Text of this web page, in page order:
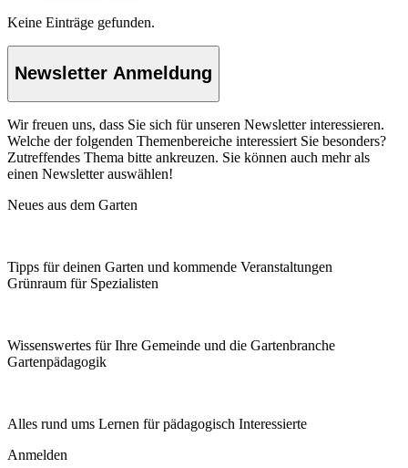
Keine Einträge gefunden.
Newsletter Anmeldung
Wir freuen uns, dass Sie sich für unseren Newsletter interessieren.
Welche der folgenden Themenbereiche interessiert Sie besonders?
Zutreffendes Thema bitte ankreuzen. Sie können auch mehr als
einen Newsletter auswählen!
Neues aus dem Garten
Tipps für deinen Garten und kommende Veranstaltungen
Grünraum für Spezialisten
Wissenswertes für Ihre Gemeinde und die Gartenbranche
Garten­pädagogik
Alles rund ums Lernen für pädagogisch Interessierte
Anmelden